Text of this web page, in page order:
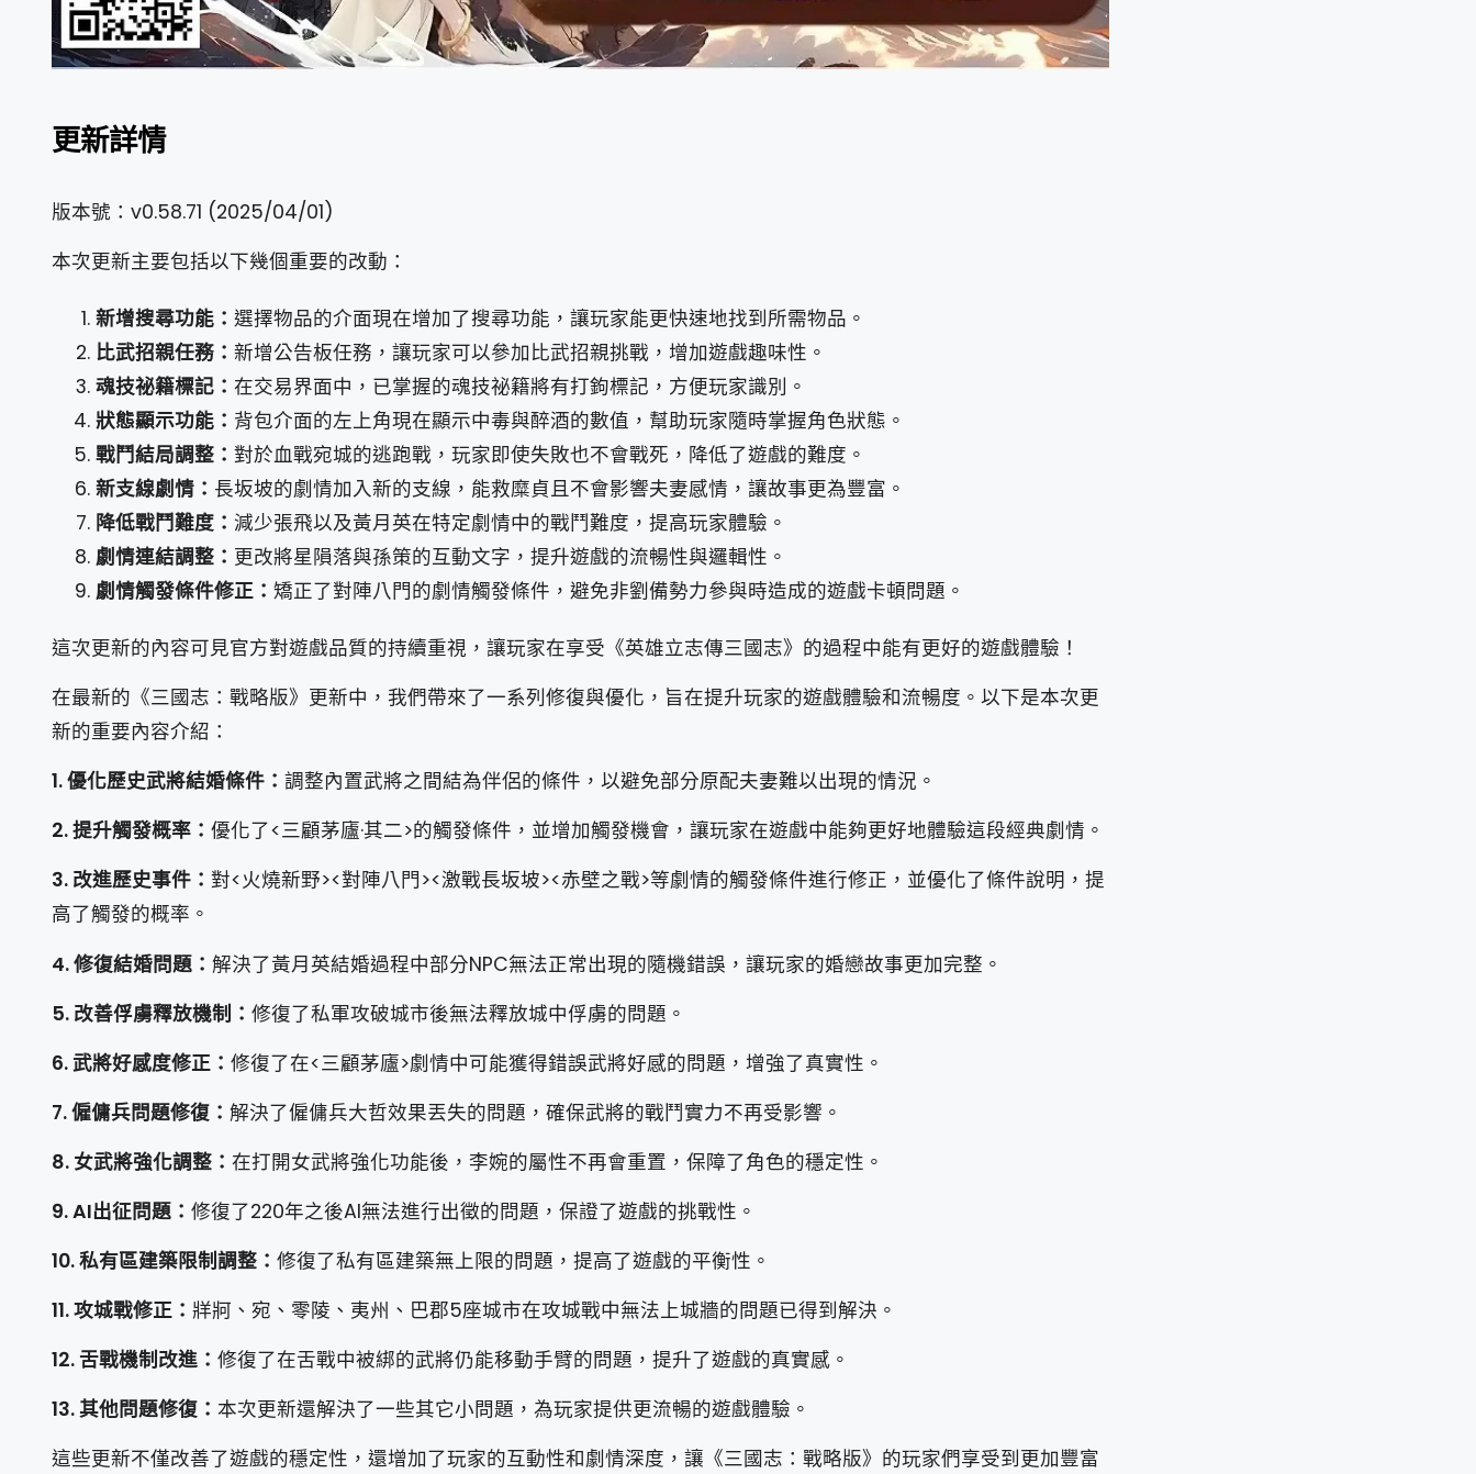
更新詳情
版本號：v0.58.71 (2025/04/01)
本次更新主要包括以下幾個重要的改動：
新增搜尋功能： 選擇物品的介面現在增加了搜尋功能，讓玩家能更快速地找到所需物品。
比武招親任務： 新增公告板任務，讓玩家可以參加比武招親挑戰，增加遊戲趣味性。
魂技祕籍標記： 在交易界面中，已掌握的魂技祕籍將有打鉤標記，方便玩家識別。
狀態顯示功能： 背包介面的左上角現在顯示中毒與醉酒的數值，幫助玩家隨時掌握角色狀態。
戰鬥結局調整： 對於血戰宛城的逃跑戰，玩家即使失敗也不會戰死，降低了遊戲的難度。
新支線劇情： 長坂坡的劇情加入新的支線，能救糜貞且不會影響夫妻感情，讓故事更為豐富。
降低戰鬥難度： 減少張飛以及黃月英在特定劇情中的戰鬥難度，提高玩家體驗。
劇情連結調整： 更改將星隕落與孫策的互動文字，提升遊戲的流暢性與邏輯性。
劇情觸發條件修正： 矯正了對陣八門的劇情觸發條件，避免非劉備勢力參與時造成的遊戲卡頓問題。
這次更新的內容可見官方對遊戲品質的持續重視，讓玩家在享受《英雄立志傳三國志》的過程中能有更好的遊戲體驗！
在最新的《三國志：戰略版》更新中，我們帶來了一系列修復與優化，旨在提升玩家的遊戲體驗和流暢度。以下是本次更
新的重要內容介紹：
1. 優化歷史武將結婚條件： 調整內置武將之間結為伴侶的條件，以避免部分原配夫妻難以出現的情況。
2. 提升觸發概率： 優化了<三顧茅廬·其二>的觸發條件，並增加觸發機會，讓玩家在遊戲中能夠更好地體驗這段經典劇情。
3. 改進歷史事件： 對<火燒新野><對陣八門><激戰長坂坡><赤壁之戰>等劇情的觸發條件進行修正，並優化了條件說明，提
高了觸發的概率。
4. 修復結婚問題： 解決了黃月英結婚過程中部分NPC無法正常出現的隨機錯誤，讓玩家的婚戀故事更加完整。
5. 改善俘虜釋放機制： 修復了私軍攻破城市後無法釋放城中俘虜的問題。
6. 武將好感度修正： 修復了在<三顧茅廬>劇情中可能獲得錯誤武將好感的問題，增強了真實性。
7. 僱傭兵問題修復： 解決了僱傭兵大哲效果丟失的問題，確保武將的戰鬥實力不再受影響。
8. 女武將強化調整： 在打開女武將強化功能後，李婉的屬性不再會重置，保障了角色的穩定性。
9. AI出征問題： 修復了220年之後AI無法進行出徵的問題，保證了遊戲的挑戰性。
10. 私有區建築限制調整： 修復了私有區建築無上限的問題，提高了遊戲的平衡性。
11. 攻城戰修正： 牂牁、宛、零陵、夷州、巴郡5座城市在攻城戰中無法上城牆的問題已得到解決。
12. 舌戰機制改進： 修復了在舌戰中被綁的武將仍能移動手臂的問題，提升了遊戲的真實感。
13. 其他問題修復： 本次更新還解決了一些其它小問題，為玩家提供更流暢的遊戲體驗。
這些更新不僅改善了遊戲的穩定性，還增加了玩家的互動性和劇情深度，讓《三國志：戰略版》的玩家們享受到更加豐富